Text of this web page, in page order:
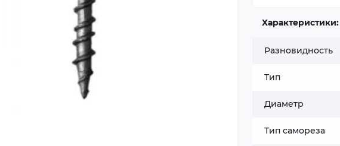
Характеристики:
Разновидность
Тип
Диаметр
Тип самореза